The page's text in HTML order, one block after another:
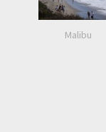
Malibu